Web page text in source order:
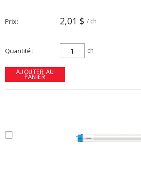
Prix 2,01 $ / ch
Quantité ch
AJOUTER AU
PANIER